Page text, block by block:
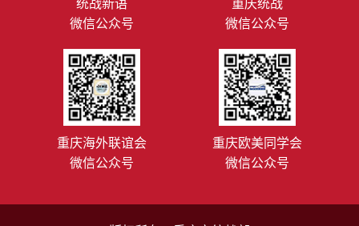
微信公众号
微信公众号
重庆海外联谊会
微信公众号
重庆欧美同学会
微信公众号